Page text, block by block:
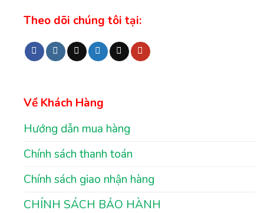
Theo dõi chúng tôi tại:
Về Khách Hàng
Hướng dẫn mua hàng
Chính sách thanh toán
Chính sách giao nhận hàng
CHÍNH SÁCH BẢO HÀNH